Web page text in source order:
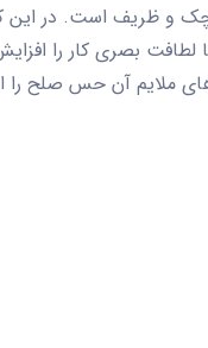
و ظریف است. در
لطافت بصری کار را
آن حس صلح را